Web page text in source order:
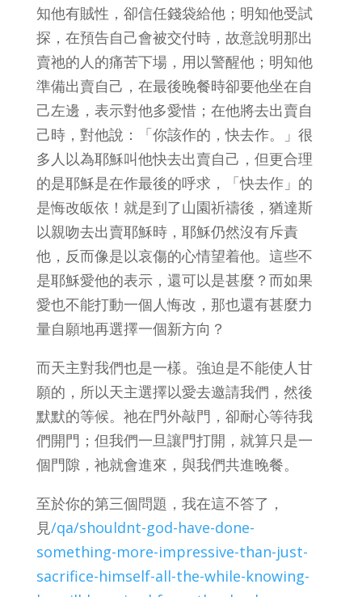
知他有賊性，卻信任錢袋給他；明知他受試
探，在預告自己會被交付時，故意說明那出
賣祂的人的痛苦下場，用以警醒他；明知他
準備出賣自己，在最後晚餐時卻要他坐在自
己左邊，表示對他多愛惜；在他將去出賣自
己時，對他說：「你該作的，快去作。」很
多人以為耶穌叫他快去出賣自己，但更合理
的是耶穌是在作最後的呼求，「快去作」的
是悔改皈依！就是到了山園祈禱後，猶達斯
以親吻去出賣耶穌時，耶穌仍然沒有斥責
他，反而像是以哀傷的心情望着他。這些不
是耶穌愛他的表示，還可以是甚麼？而如果
愛也不能打動一個人悔改，那也還有甚麼力
量自願地再選擇一個新方向？
而天主對我們也是一樣。強迫是不能使人甘
願的，所以天主選擇以愛去邀請我們，然後
默默的等候。祂在門外敲門，卻耐心等待我
們開門；但我們一旦讓門打開，就算只是一
個門隙，祂就會進來，與我們共進晚餐。
至於你的第三個問題，我在這不答了，
見/qa/shouldnt-god-have-done-
something-more-impressive-than-just-
sacrifice-himself-all-the-while-knowing-